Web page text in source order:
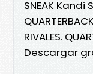
SNEAK Kandi
RIVALES.
Descargar